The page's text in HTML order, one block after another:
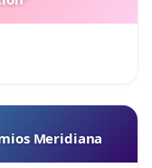
Meridiana